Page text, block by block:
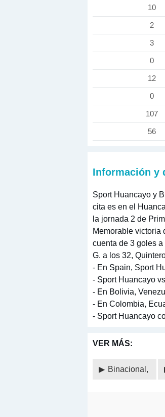
10
2
3
0
12
0
107
56
Información y
Sport Huancayo y
cita es en el
la jornada 2 de
Memorable victoria
cuenta de 3 goles
G. a los 32,
- En Spain, Sport
- Sport Huancayo
- En Bolivia,
- En Colombia,
- Sport Huancayo
VER MÁS:
Binacional,